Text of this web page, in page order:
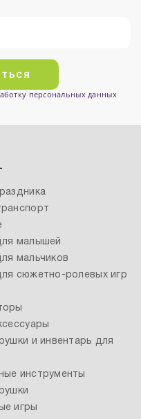
персональных данных
малышей
мальчиков
сюжетно-ролевых игр
и инвентарь для
инструменты
игры